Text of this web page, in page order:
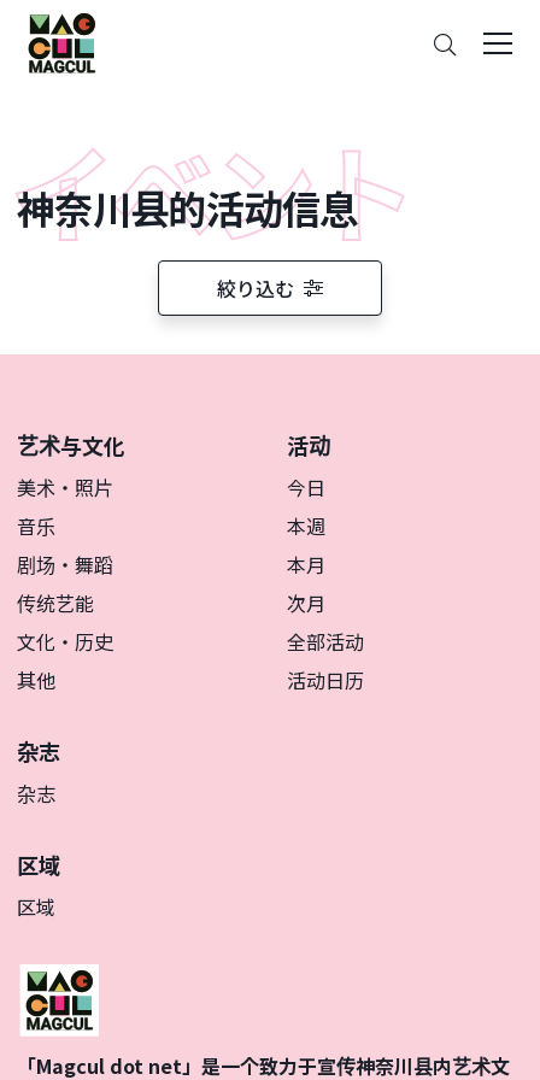
ン
テ
ン
ス
キ
ッ
神奈川县的活动信息
絞り込む
艺术与文化
美术・照片
音乐
剧场・舞蹈
传统艺能
文化・历史
其他
活动
今日
本週
本月
次月
全部活动
活动日历
杂志
杂志
区域
区域
「Magcul dot net」是一个致力于宣传神奈川县内艺术文